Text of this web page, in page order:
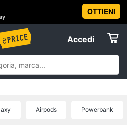
OTTIENI
Accedi
Airpods Powerbank